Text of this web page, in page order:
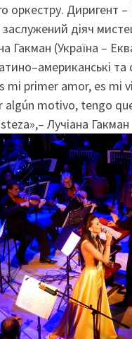
оркестру. Диригент
діяч
Гакман (Україна –
та
mi primer amor, es mi
algún motivo, tengo
Лучіана Гакман